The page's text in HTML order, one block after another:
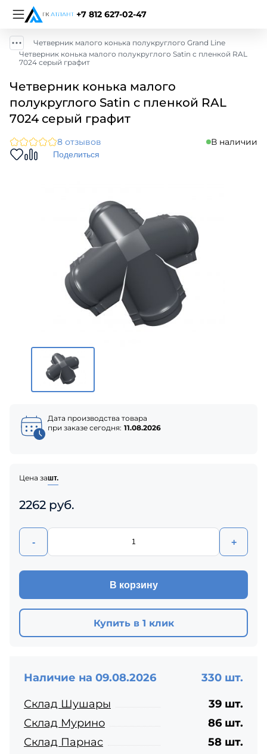
+7 812 627-02-47
Четверник малого конька полукруглого Grand Line
Четверник конька малого полукруглого Satin c пленкой RAL
7024 серый графит
Четверник конька малого
полукруглого Satin c пленкой RAL
7024 серый графит
8 отзывов В наличии
Поделиться
Дата производства товара
при заказе сегодня: 11.08.2026
Цена зашт.
2262 руб.
- +
В корзину
Купить в 1 клик
Наличие на 09.08.2026
330 шт.
Склад Шушары
39 шт.
Склад Мурино
86 шт.
Склад Парнас
58 шт.